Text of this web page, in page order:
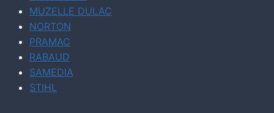
MUZELLE DULAC
NORTON
PRAMAC
RABAUD
SAMEDIA
STIHL